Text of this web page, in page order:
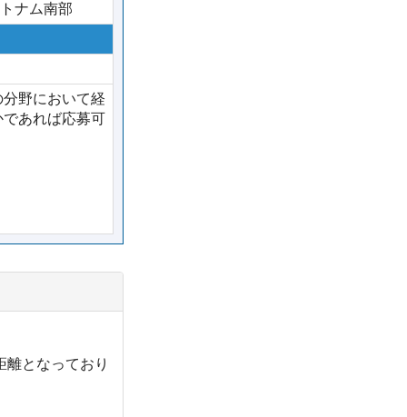
ナム南部
野において経
あれば応募可
離となっており